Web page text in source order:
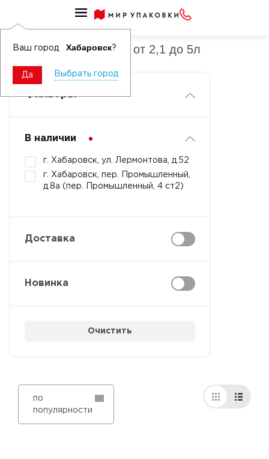
Ваш город Хабаровск?
Да Выбрать город
Кондиционер д/белья от 2,1 до 5л
Фильтры
В наличии
г. Хабаровск, ул. Лермонтова, д.52
г. Хабаровск, пер. Промышленный,
д.8а (пер. Промышленный, 4 ст2)
Доставка
Новинка
Очистить
по
популярности